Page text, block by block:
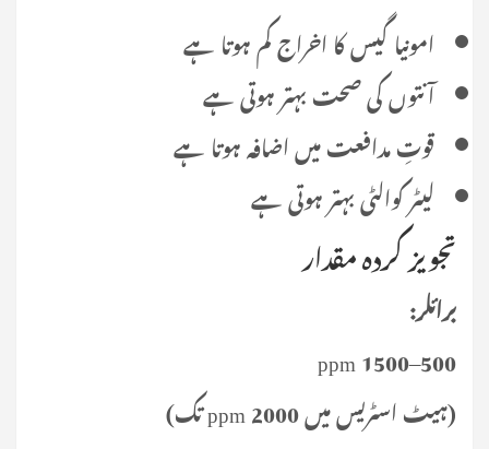
امونیا گیس کا اخراج کم ہوتا ہے
آنتوں کی صحت بہتر ہوتی ہے
قوتِ مدافعت میں اضافہ ہوتا ہے
لیٹر کوالٹی بہتر ہوتی ہے
تجویز کردہ مقدار
برائلر:
500–1500 ppm
(ہیٹ اسٹریس میں 2000 ppm تک)